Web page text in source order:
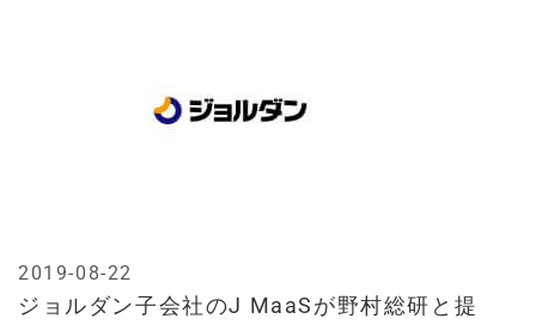
ジョルダン子会社のJ MaaSが野村総研と提
2019-08-22